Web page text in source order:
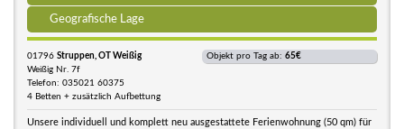
Geografische Lage
01796 Struppen, OT Weißig
Weißig Nr. 7f
Telefon: 035021 60375
4 Betten + zusätzlich Aufbettung
Objekt pro Tag ab: 65€
Unsere individuell und komplett neu ausgestattete Ferienwohnung (50 qm) für